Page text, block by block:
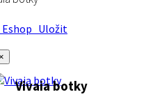
Uložit
Vivaia botky